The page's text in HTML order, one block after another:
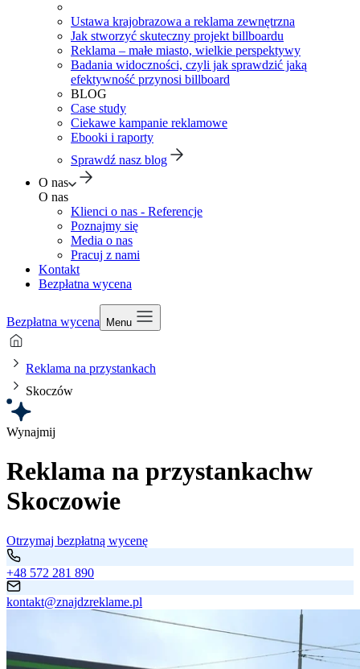
Ustawa krajobrazowa a reklama zewnętrzna
Jak stworzyć skuteczny projekt billboardu
Reklama – małe miasto, wielkie perspektywy
Badania widoczności, czyli jak sprawdzić jaką
efektywność przynosi billboard
BLOG
Case study
Ciekawe kampanie reklamowe
Ebooki i raporty
Sprawdź nasz blog
O nas
O nas
Klienci o nas - Referencje
Poznajmy się
Media o nas
Pracuj z nami
Kontakt
Bezpłatna wycena
Bezpłatna wycena Menu
Reklama na przystankach
Skoczów
Wynajmij
Reklama na przystankachw
Skoczowie
Otrzymaj bezpłatną wycenę
+48 572 281 890
kontakt@znajdzreklame.pl